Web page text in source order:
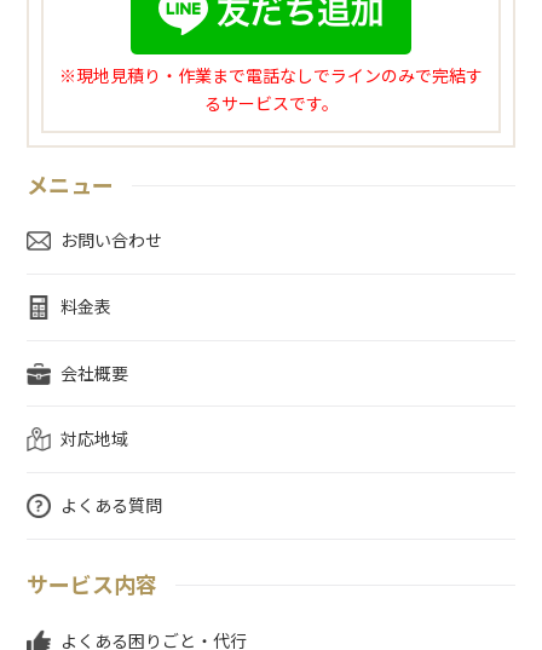
※現地見積り・作業まで電話なしでラインのみで完結す
るサービスです。
メニュー
お問い合わせ
料金表
会社概要
対応地域
よくある質問
サービス内容
よくある困りごと・代行